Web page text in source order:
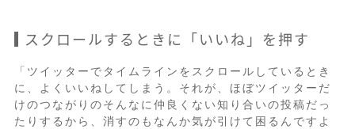
スクロールするときに「いいね」を押す
「ツイッターでタイムラインをスクロールしているとき
に、よくいいねしてしまう。それが、ほぼツイッターだ
けのつながりのそんなに仲良くない知り合いの投稿だっ
たりするから、消すのもなんか気が引けて困るんですよ